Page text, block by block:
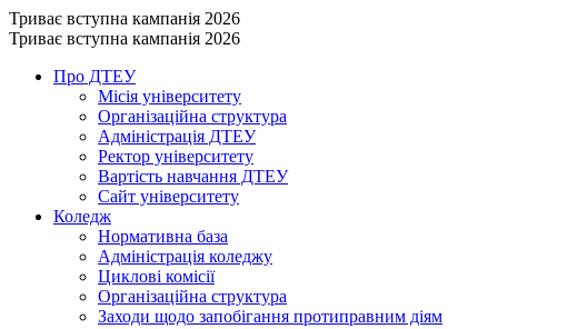
Триває вступна кампанія 2026
Триває вступна кампанія 2026
Про ДТЕУ
Місія університету
Організаційна структура
Адміністрація ДТЕУ
Ректор університету
Вартість навчання ДТЕУ
Сайт університету
Коледж
Нормативна база
Адміністрація коледжу
Циклові комісії
Організаційна структура
Заходи щодо запобігання протиправним діям